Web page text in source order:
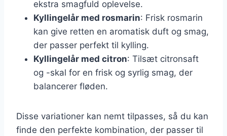
ekstra smagfuld oplevelse.
Kyllingelår med rosmarin: Frisk rosmarin
kan give retten en aromatisk duft og smag,
der passer perfekt til kylling.
Kyllingelår med citron: Tilsæt citronsaft
og -skal for en frisk og syrlig smag, der
balancerer fløden.
Disse variationer kan nemt tilpasses, så du kan
finde den perfekte kombination, der passer til